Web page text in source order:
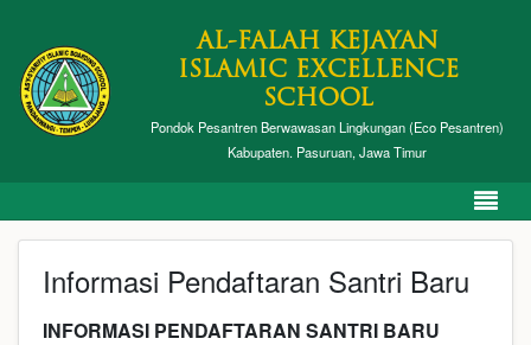
AL-FALAH KEJAYAN
ISLAMIC EXCELLENCE
SCHOOL
Pondok Pesantren Berwawasan Lingkungan (Eco Pesantren)
Kabupaten. Pasuruan, Jawa Timur
Informasi Pendaftaran Santri Baru
INFORMASI PENDAFTARAN SANTRI BARU